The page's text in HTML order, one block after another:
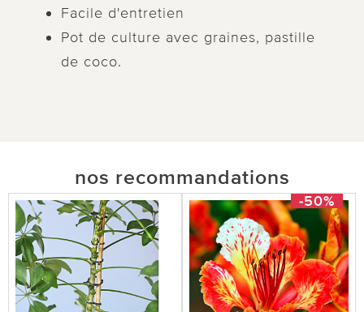
Facile d'entretien
Pot de culture avec graines, pastille
de coco.
nos recommandations
-50%